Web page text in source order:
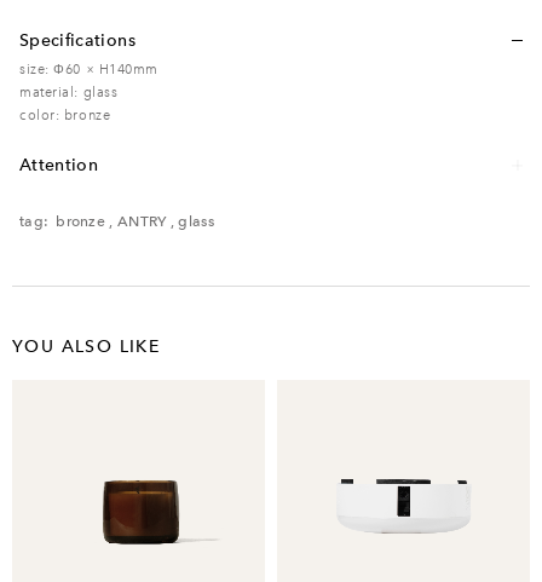
Specifications
size: Φ60 × H140mm
material: glass
color: bronze
Attention
ださい。
tag: bronze , ANTRY,glass
YOU ALSO LIKE